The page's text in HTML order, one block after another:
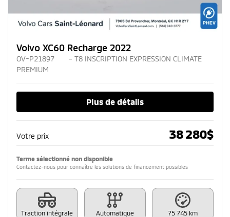
Volvo XC60 Recharge 2022
OV-P21897
– T8 INSCRIPTION EXPRESSION CLIMATE
PREMIUM
Plus de détails
Votre prix 38 280$
Terme sélectionné non disponible
Contactez-nous pour connaître les solutions de financement possibles
Traction intégrale Automatique 75 745 km